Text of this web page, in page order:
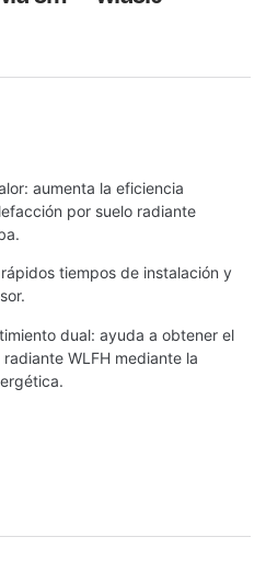
aumenta la eficiencia
por suelo radiante
tiempos de instalación y
dual: ayuda a obtener el
WLFH mediante la